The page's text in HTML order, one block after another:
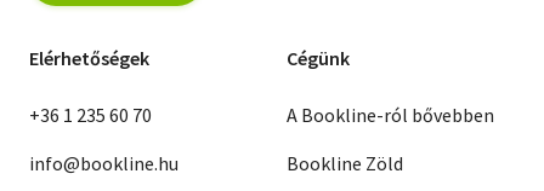
Elérhetőségek
+36 1 235 60 70
info@bookline.hu
Cégünk
A Bookline-ról bővebben
Bookline Zöld